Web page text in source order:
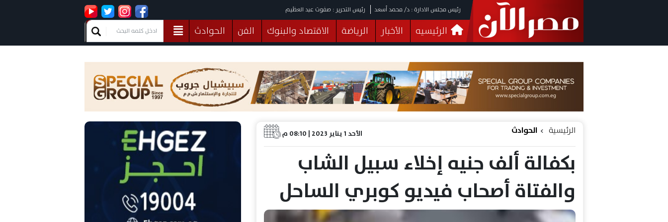
رئيس مجلس الادارة : د/ محمد أسعد رئيس التحرير : صفوت عبد العظيم
الرئيسيه الأخبار الرياضة الاقتصاد والبنوك الفن
الحوادث
فيديوهات
البرلمان صحة الثقافة خدمات منوعات
الأحد 1 يناير 2023 | 08:10 م الرئيسية الحوادث
بكفالة ألف جنيه إخلاء سبيل الشاب
والفتاة أصحاب فيديو كوبري الساحل